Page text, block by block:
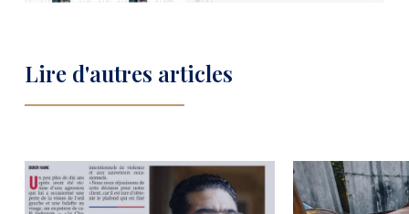
Lire d'autres articles